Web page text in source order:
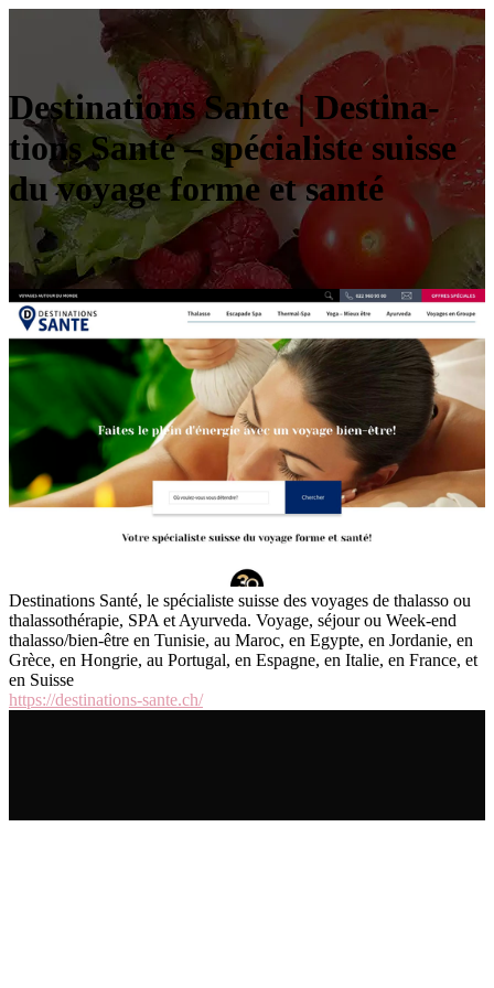
Destinations Sante | Destina­
tions Santé – spécialiste suisse
du voyage forme et santé
Destinations Santé, le spécialiste suisse des voyages de thalasso ou
thalassothérapie, SPA et Ayurveda. Voyage, séjour ou Week-end
thalasso/bien-être en Tunisie, au Maroc, en Egypte, en Jordanie, en
Grèce, en Hongrie, au Portugal, en Espagne, en Italie, en France, et
en Suisse
https://destinations-sante.ch/